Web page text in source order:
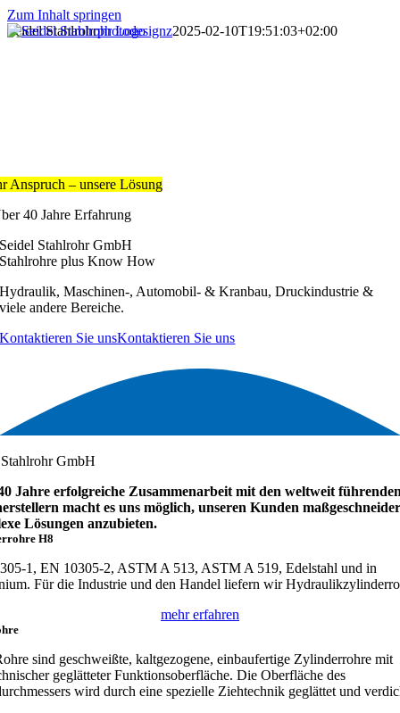
Zum Inhalt springen
Seidel Stahlrohrphotodesignz2025-02-10T19:51:03+02:00
Anspruch – unsere Lösung
40 Jahre Erfahrung
Seidel Stahlrohr GmbH
Stahlrohre plus Know How
Hydraulik, Maschinen-, Automobil- & Kranbau, Druckindustrie &
viele andere Bereiche.
Kontaktieren Sie unsKontaktieren Sie uns
GmbH
Jahre erfolgreiche Zusammenarbeit mit den weltweit
macht es uns möglich, unseren Kunden
Lösungen anzubieten.
H8
1, EN 10305-2, ASTM A 513, ASTM A 519, Edelstahl und in
Für die Industrie und den Handel liefern wir
mehr erfahren
sind geschweißte, kaltgezogene, einbaufertige Zylinderrohre mit
geglätteter Funktionsoberfläche. Die Oberfläche des
wird durch eine spezielle Ziehtechnik geglättet und